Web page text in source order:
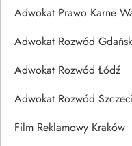
Adwokat Prawo Karne
Adwokat Rozwód Gdańsk
Adwokat Rozwód Łódź
Adwokat Rozwód
Film Reklamowy Kraków